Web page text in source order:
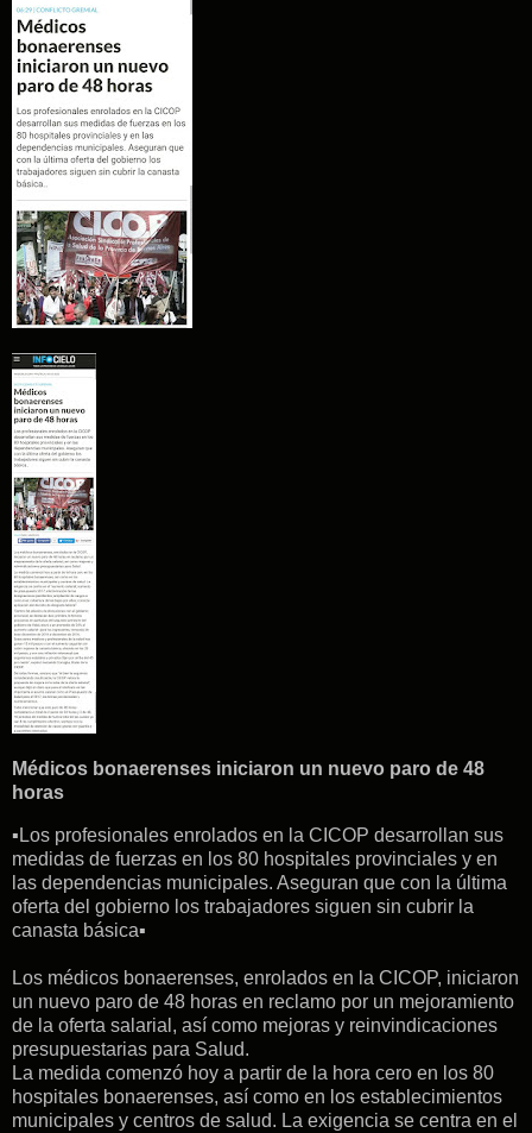
Médicos bonaerenses iniciaron un nuevo paro de 48
horas
▪Los profesionales enrolados en la CICOP desarrollan sus
medidas de fuerzas en los 80 hospitales provinciales y en
las dependencias municipales. Aseguran que con la última
oferta del gobierno los trabajadores siguen sin cubrir la
canasta básica▪
Los médicos bonaerenses, enrolados en la CICOP, iniciaron
un nuevo paro de 48 horas en reclamo por un mejoramiento
de la oferta salarial, así como mejoras y reinvindicaciones
presupuestarias para Salud.
La medida comenzó hoy a partir de la hora cero en los 80
hospitales bonaerenses, así como en los establecimientos
municipales y centros de salud. La exigencia se centra en el